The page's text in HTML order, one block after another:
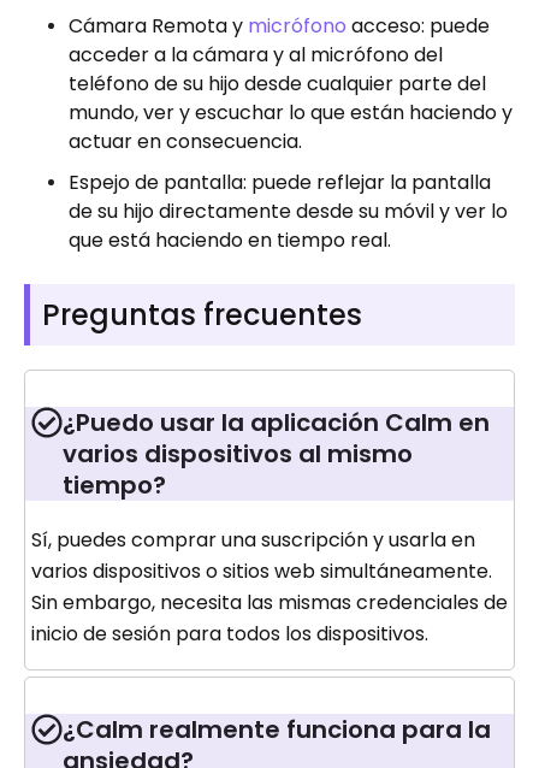
Cámara Remota y micrófono acceso: puede
acceder a la cámara y al micrófono del
teléfono de su hijo desde cualquier parte del
mundo, ver y escuchar lo que están haciendo y
actuar en consecuencia.
Espejo de pantalla: puede reflejar la pantalla
de su hijo directamente desde su móvil y ver lo
que está haciendo en tiempo real.
Preguntas frecuentes
¿Puedo usar la aplicación Calm en
varios dispositivos al mismo
tiempo?
Sí, puedes comprar una suscripción y usarla en
varios dispositivos o sitios web simultáneamente.
Sin embargo, necesita las mismas credenciales de
inicio de sesión para todos los dispositivos.
¿Calm realmente funciona para la
ansiedad?